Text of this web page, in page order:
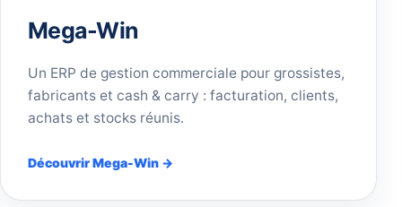
Mega-Win
Un ERP de gestion commerciale pour grossistes,
fabricants et cash & carry : facturation, clients,
achats et stocks réunis.
Découvrir Mega-Win →